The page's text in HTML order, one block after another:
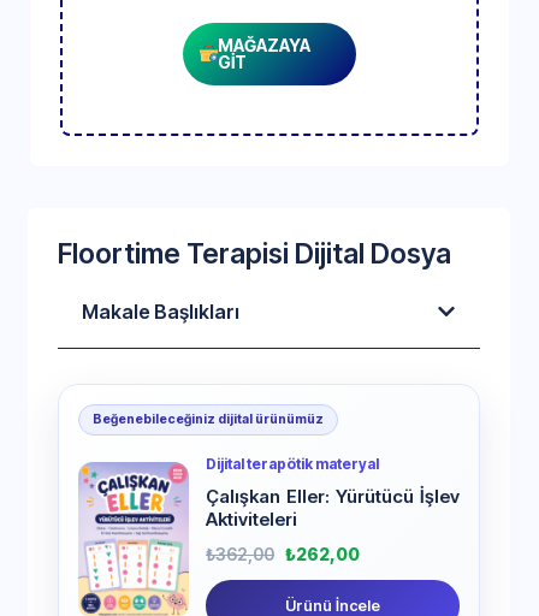
MAĞAZAYA
GİT
Floortime Terapisi Dijital Dosya
Makale Başlıkları
Beğenebileceğiniz dijital ürünümüz
Dijital terapötik materyal
Çalışkan Eller: Yürütücü İşlev
Aktiviteleri
₺362,00 ₺262,00
Ürünü İncele